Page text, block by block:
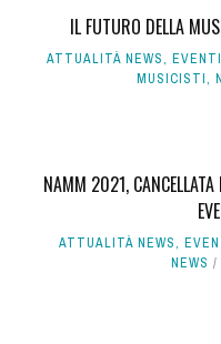
IL FUTURO DELLA
ATTUALITÀ NEWS,
MUSICISTI,
NAMM 2021, CANCELLATA
ATTUALITÀ NEWS,
NEWS